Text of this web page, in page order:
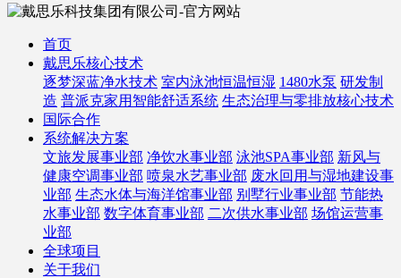
首页
戴思乐核心技术
逐梦深蓝净水技术 室内泳池恒温恒湿 1480水泵 研发制
造 普派克家用智能舒适系统 生态治理与零排放核心技术
国际合作
系统解决方案
文旅发展事业部 净饮水事业部 泳池SPA事业部 新风与
健康空调事业部 喷泉水艺事业部 废水回用与湿地建设事
业部 生态水体与海洋馆事业部 别墅行业事业部 节能热
水事业部 数字体育事业部 二次供水事业部 场馆运营事
业部
全球项目
关于我们